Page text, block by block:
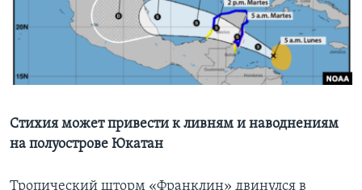
Learning English
СОЦИАЛЬНЫЕ СЕТИ
Языки
Стихия может привести к ливням и наводнениям
на полуострове Юкатан
Тропический шторм «Франклин» двинулся в